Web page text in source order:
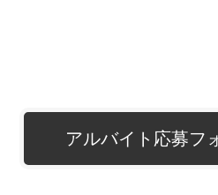
アルバイト応募フ